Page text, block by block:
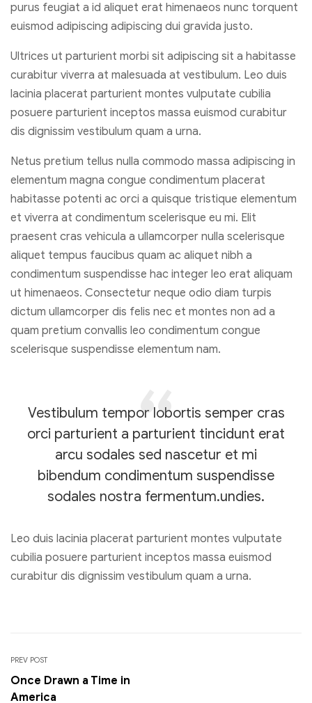
purus feugiat a id aliquet erat himenaeos nunc torquent
euismod adipiscing adipiscing dui gravida justo.
Ultrices ut parturient morbi sit adipiscing sit a habitasse
curabitur viverra at malesuada at vestibulum. Leo duis
lacinia placerat parturient montes vulputate cubilia
posuere parturient inceptos massa euismod curabitur
dis dignissim vestibulum quam a urna.
Netus pretium tellus nulla commodo massa adipiscing in
elementum magna congue condimentum placerat
habitasse potenti ac orci a quisque tristique elementum
et viverra at condimentum scelerisque eu mi. Elit
praesent cras vehicula a ullamcorper nulla scelerisque
aliquet tempus faucibus quam ac aliquet nibh a
condimentum suspendisse hac integer leo erat aliquam
ut himenaeos. Consectetur neque odio diam turpis
dictum ullamcorper dis felis nec et montes non ad a
quam pretium convallis leo condimentum congue
scelerisque suspendisse elementum nam.
Vestibulum tempor lobortis semper cras
orci parturient a parturient tincidunt erat
arcu sodales sed nascetur et mi
bibendum condimentum suspendisse
sodales nostra fermentum.undies.
Leo duis lacinia placerat parturient montes vulputate
cubilia posuere parturient inceptos massa euismod
curabitur dis dignissim vestibulum quam a urna.
PREV POST
Once Drawn a Time in
America